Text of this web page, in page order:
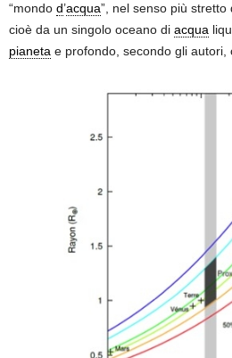
“mondo d’acqua”, nel senso più
cioè da un singolo oceano di acqua
pianeta e profondo, secondo gli autori,